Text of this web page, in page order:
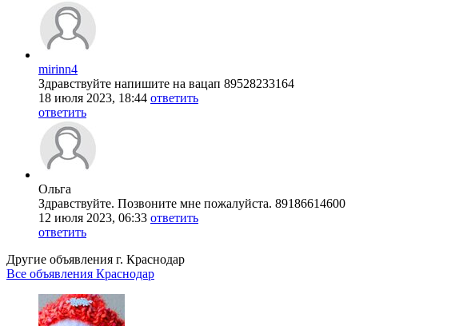
mirinn4
Здравствуйте напишите на вацап 89528233164
18 июля 2023, 18:44 ответить
ответить
Ольга
Здравствуйте. Позвоните мне пожалуйста. 89186614600
12 июля 2023, 06:33 ответить
ответить
Другие объявления г. Краснодар
Все объявления Краснодар